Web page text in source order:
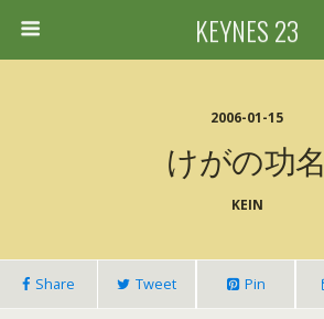
KEYNES 23
2006-01-15
けがの功名
KEIN
Share Tweet Pin